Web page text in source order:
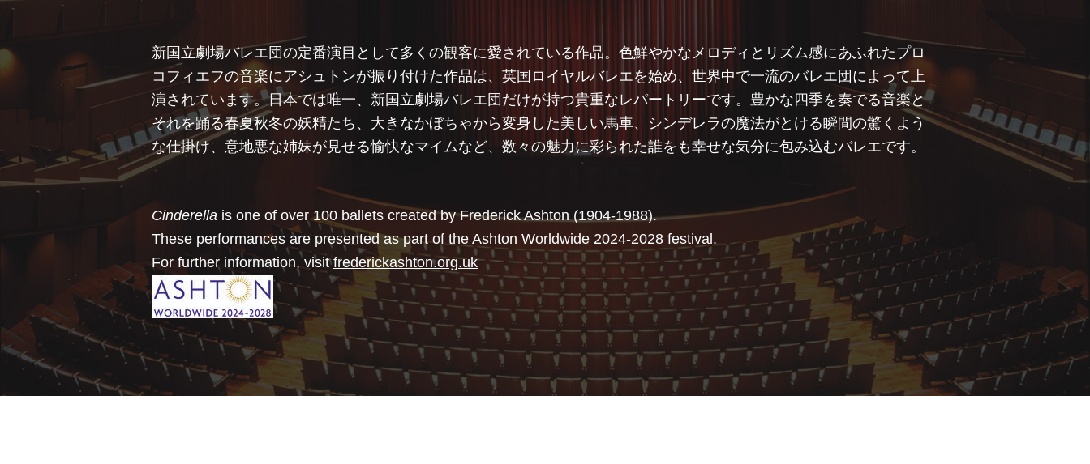
新国立劇場バレエ団の定番演目として多くの観客に愛されている作品。色鮮やかなメロディとリズム感にあふれたプロ
コフィエフの音楽にアシュトンが振り付けた作品は、英国ロイヤルバレエを始め、世界中で一流のバレエ団によって上
演されています。日本では唯一、新国立劇場バレエ団だけが持つ貴重なレパートリーです。豊かな四季を奏でる音楽と
それを踊る春夏秋冬の妖精たち、大きなかぼちゃから変身した美しい馬車、シンデレラの魔法がとける瞬間の驚くよう
な仕掛け、意地悪な姉妹が見せる愉快なマイムなど、数々の魅力に彩られた誰をも幸せな気分に包み込むバレエです。
Cinderella is one of over 100 ballets created by Frederick Ashton (1904-1988).
These performances are presented as part of the Ashton Worldwide 2024-2028 festival.
For further information, visitfrederickashton.org.uk